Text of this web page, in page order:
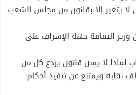
لا يتغير إلا بقانون من مجلس الشعب
وزير الثقافة جهة الإشراف على
لماذا لا يسن قانون يردع كل من
ويمتنع عن تنفيذ أحكام